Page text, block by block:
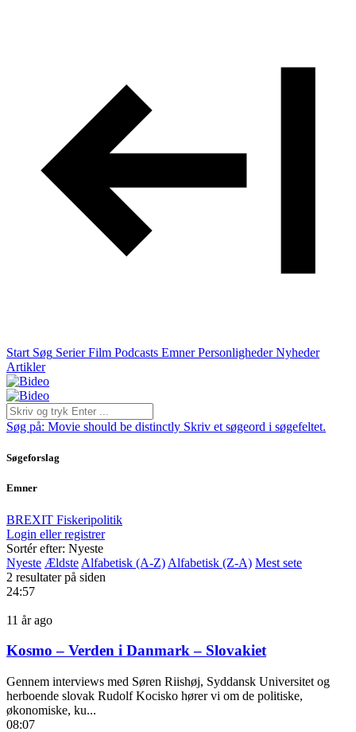
Start Søg Serier Film Podcasts Emner Personligheder Nyheder
Artikler
Søg på: Movie should be distinctly Skriv et søgeord i søgefeltet.
Søgeforslag
Emner
BREXIT Fiskeripolitik
Login eller registrer
Sortér efter: Nyeste
Nyeste Ældste Alfabetisk (A-Z) Alfabetisk (Z-A) Mest sete
2 resultater på siden
24:57
11 år ago
Kosmo – Verden i Danmark – Slovakiet
Gennem interviews med Søren Riishøj, Syddansk Universitet og
herboende slovak Rudolf Kocisko hører vi om de politiske,
økonomiske, ku...
08:07